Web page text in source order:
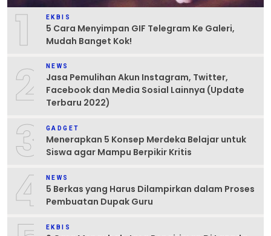
1 EKBIS
5 Cara Menyimpan GIF Telegram Ke Galeri,
Mudah Banget Kok!
2 NEWS
Jasa Pemulihan Akun Instagram, Twitter,
Facebook dan Media Sosial Lainnya (Update
Terbaru 2022)
3 GADGET
Menerapkan 5 Konsep Merdeka Belajar untuk
Siswa agar Mampu Berpikir Kritis
4 NEWS
5 Berkas yang Harus Dilampirkan dalam Proses
Pembuatan Dupak Guru
EKBIS